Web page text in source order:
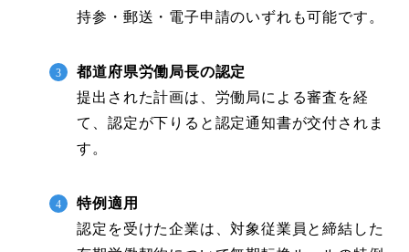
持参・郵送・電子申請のいずれも可能です。
都道府県労働局長の認定
提出された計画は、労働局による審査を経
て、認定が下りると認定通知書が交付されま
す。
特例適用
認定を受けた企業は、対象従業員と締結した